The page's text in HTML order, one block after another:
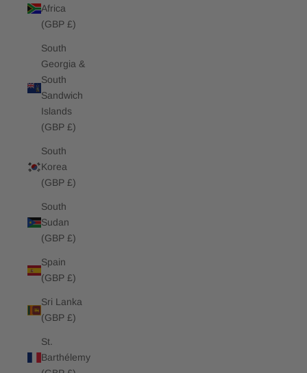
Africa
(GBP £)
South
Georgia &
South
Sandwich
Islands
(GBP £)
South
Korea
(GBP £)
South
Sudan
(GBP £)
Spain
(GBP £)
Sri Lanka
(GBP £)
St.
Barthélemy